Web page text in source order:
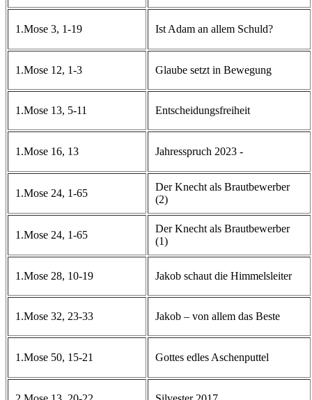
1.Mose 3, 1-19 Ist Adam an allem Schuld?
1.Mose 12, 1-3 Glaube setzt in Bewegung
1.Mose 13, 5-11 Entscheidungsfreiheit
1.Mose 16, 13 Jahresspruch 2023 -
1.Mose 24, 1-65
Der Knecht als Brautbewerber
(2)
1.Mose 24, 1-65
Der Knecht als Brautbewerber
(1)
1.Mose 28, 10-19 Jakob schaut die Himmelsleiter
1.Mose 32, 23-33 Jakob – von allem das Beste
1.Mose 50, 15-21 Gottes edles Aschenputtel